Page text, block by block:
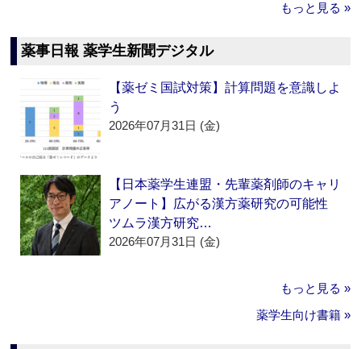
もっと見る »
薬事日報 薬学生新聞デジタル
【薬ゼミ国試対策】計算問題を意識しよ
う
2026年07月31日 (金)
【日本薬学生連盟・先輩薬剤師のキャリ
アノート】広がる漢方薬研究の可能性
ツムラ漢方研究…
2026年07月31日 (金)
もっと見る »
薬学生向け書籍 »